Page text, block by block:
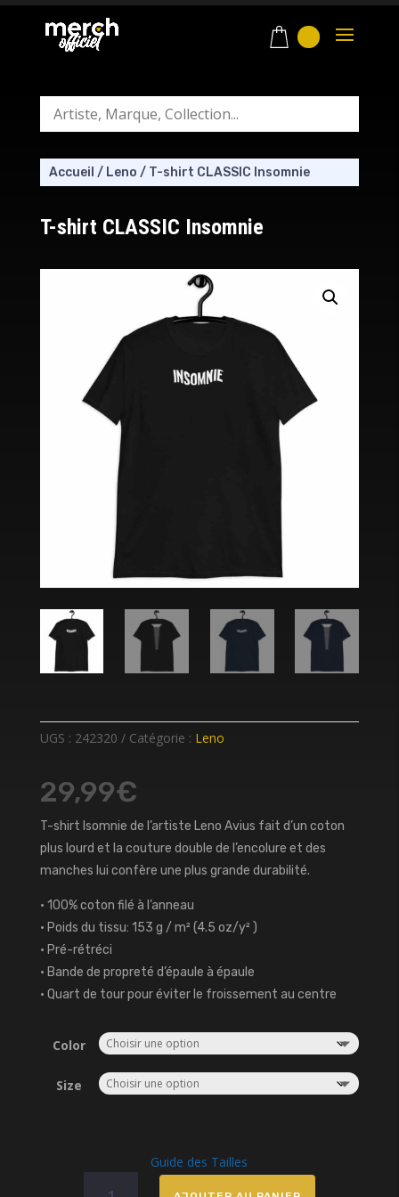
Accueil / Leno / T-shirt CLASSIC Insomnie
T-shirt CLASSIC Insomnie
UGS : 242320 Catégorie : Leno
29,99€
T-shirt Isomnie de l’artiste Leno Avius fait d’un coton
plus lourd et la couture double de l’encolure et des
manches lui confère une plus grande durabilité.
• 100% coton filé à l’anneau
• Poids du tissu: 153 g / m² (4.5 oz/y² )
• Pré-rétréci
• Bande de propreté d’épaule à épaule
• Quart de tour pour éviter le froissement au centre
Color
Size
Guide des Tailles